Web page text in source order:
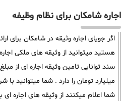
اجاره شامکان برای نظام وظیفه
اگر جویای اجاره وثیقه در شامکان برای
هستید میتوانید از وثیقه های ملکی
میلیارد تومان را دارد . شما میتوانید
شما اعلام میکنند از وثیقه های اجاره ای